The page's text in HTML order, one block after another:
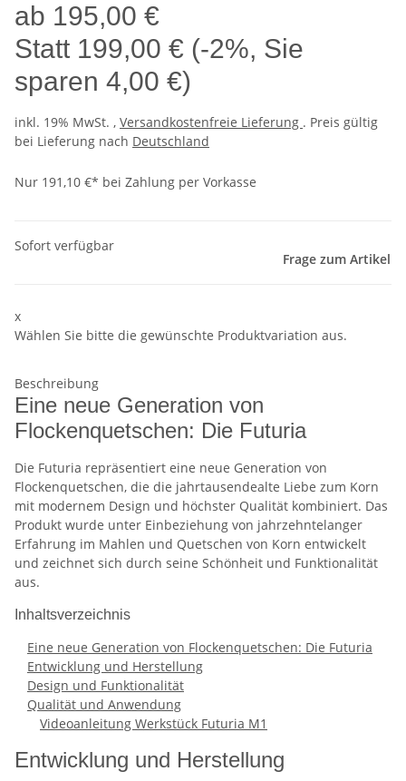
ab 195,00 €
Statt 199,00 € (-2%, Sie
sparen 4,00 €)
inkl. 19% MwSt. , Versandkostenfreie Lieferung . Preis gültig
bei Lieferung nach Deutschland
Nur 191,10 €* bei Zahlung per Vorkasse
Sofort verfügbar
Frage zum Artikel
x
Wählen Sie bitte die gewünschte Produktvariation aus.
Beschreibung
Eine neue Generation von
Flockenquetschen: Die Futuria
Die Futuria repräsentiert eine neue Generation von
Flockenquetschen, die die jahrtausendealte Liebe zum Korn
mit modernem Design und höchster Qualität kombiniert. Das
Produkt wurde unter Einbeziehung von jahrzehntelanger
Erfahrung im Mahlen und Quetschen von Korn entwickelt
und zeichnet sich durch seine Schönheit und Funktionalität
aus.
Inhaltsverzeichnis
Eine neue Generation von Flockenquetschen: Die Futuria
Entwicklung und Herstellung
Design und Funktionalität
Qualität und Anwendung
Videoanleitung Werkstück Futuria M1
Entwicklung und Herstellung